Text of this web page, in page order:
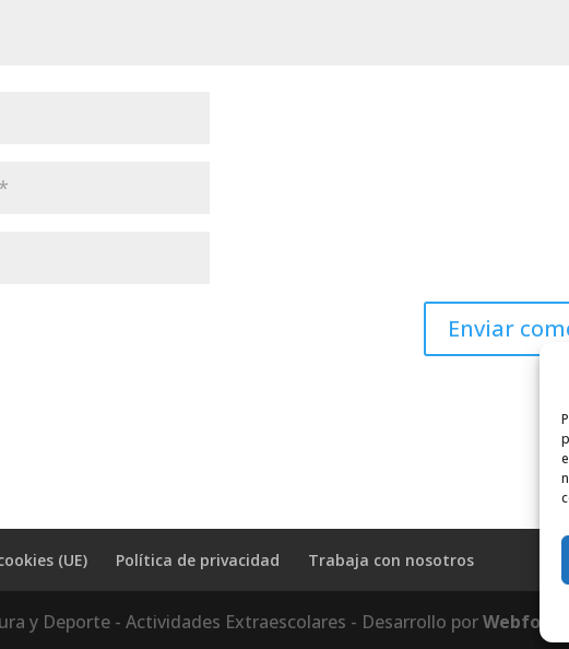
(UE) Política de privacidad Trabaja con nosotros
y Deporte - Actividades Extraescolares - Desarrollo porWebfocus